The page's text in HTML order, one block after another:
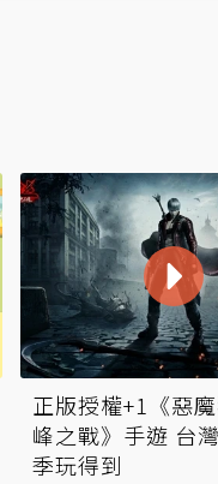
正版授權+1《惡
峰之戰》手遊 台
季玩得到